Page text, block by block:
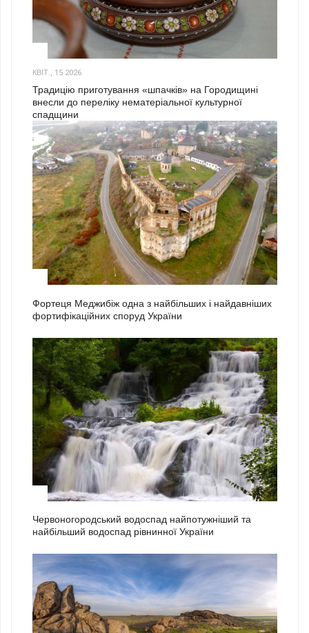
КВІТ., 15 2026
Традицію приготування «шпачків» на Городищині
внесли до переліку нематеріальної культурної
спадщини
Фортеця Меджибіж одна з найбільших і найдавніших
фортифікаційних споруд України
Червоногородський водоспад найпотужніший та
найбільший водоспад рівнинної України